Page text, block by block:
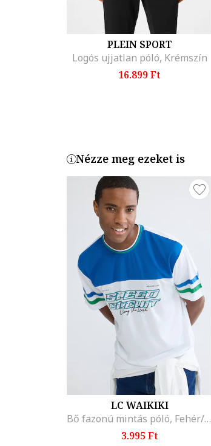
PLEIN SPORT
Logós ujjatlan póló, Krémszín
16.899 Ft
Nézze meg ezeket is
LC WAIKIKI
Bő fazonú mintás póló, Fehér/Kék
3.995 Ft